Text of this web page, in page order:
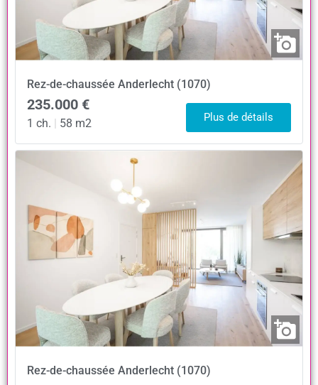
Rez-de-chaussée Anderlecht (1070)
235.000 €
1 ch. | 58 m2 Plus de détails
Rez-de-chaussée Anderlecht (1070)